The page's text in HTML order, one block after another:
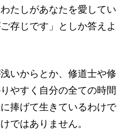
たしがあなたを愛してい
存じです」としか答えよ
いからとか、修道士や修
やすく自分の全ての時間
捧げて生きているわけで
ではありません。